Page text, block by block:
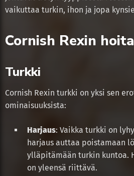
vaikuttaa turkin, ihon ja jopa
Cornish Rexin
Turkki
Cornish Rexin turkki on yksi sen
ominaisuuksista:
Harjaus: Vaikka turkki on
harjaus auttaa poistamaan
ylläpitämään turkin kuntoa.
on yleensä riittävä.